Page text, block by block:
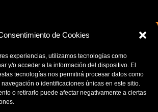
de Cookies
experiencias, utilizamos tecnologías como
y/o acceder a la información del dispositivo. El
tecnologías nos permitirá procesar datos como
o identificaciones únicas en este sitio.
o retirarlo puede afectar negativamente a ciertas